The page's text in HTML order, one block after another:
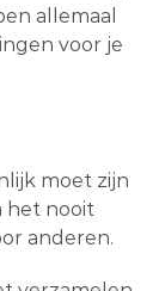
allemaal
voor je
moet zijn
het nooit
anderen.